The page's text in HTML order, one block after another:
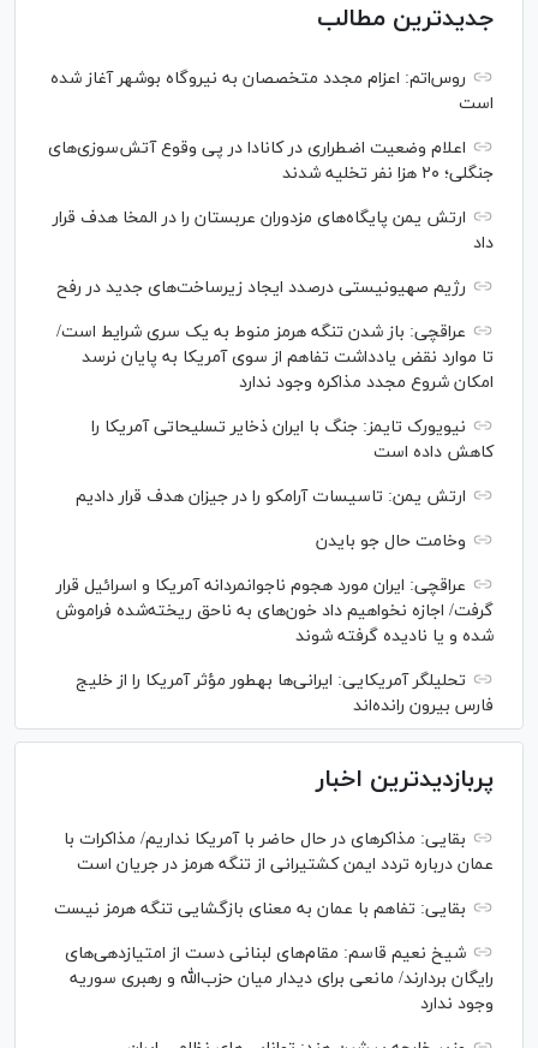
جدیدترین مطالب
روس‌اتم: اعزام مجدد متخصصان به نیروگاه بوشهر آغاز شده
است
اعلام وضعیت اضطراری در کانادا در پی وقوع آتش‌سوزی‌های
جنگلی؛ ۲۰ هزا نفر تخلیه شدند
ارتش یمن پایگاه‌های مزدوران عربستان را در المخا هدف قرار
داد
رژیم صهیونیستی درصدد ایجاد زیرساخت‌های جدید در رفح
عراقچی: باز شدن تنگه هرمز منوط به یک سری شرایط است/
تا موارد نقض یادداشت تفاهم از سوی آمریکا به پایان نرسد
امکان شروع مجدد مذاکره وجود ندارد
نیویورک تایمز: جنگ با ایران ذخایر تسلیحاتی آمریکا را
کاهش داده است
ارتش یمن: تاسیسات آرامکو را در جیزان هدف قرار دادیم
وخامت حال جو بایدن
عراقچی: ایران مورد هجوم ناجوانمردانه آمریکا و اسرائیل قرار
گرفت/ اجازه نخواهیم داد خون‌های به ناحق ریخته‌شده فراموش
شده و یا نادیده گرفته شوند
تحلیلگر آمریکایی: ایرانی‌ها به‎طور مؤثر آمریکا را از خلیج
فارس بیرون رانده‌اند
پربازدیدترین اخبار
بقایی: مذاکره‎ای در حال حاضر با آمریکا نداریم/ مذاکرات با
عمان درباره تردد ایمن کشتیرانی از تنگه هرمز در جریان است
بقایی: تفاهم با عمان به معنای بازگشایی تنگه هرمز نیست
شیخ نعیم قاسم: مقام‌های لبنانی دست از امتیازدهی‌های
رایگان بردارند/ مانعی برای دیدار میان حزب‌الله و رهبری سوریه
وجود ندارد